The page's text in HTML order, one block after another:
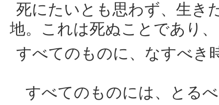
死にたいとも思わず、生き
地。これは死ぬことであり
すべてのものに、なすべき
すべてのものには、とる